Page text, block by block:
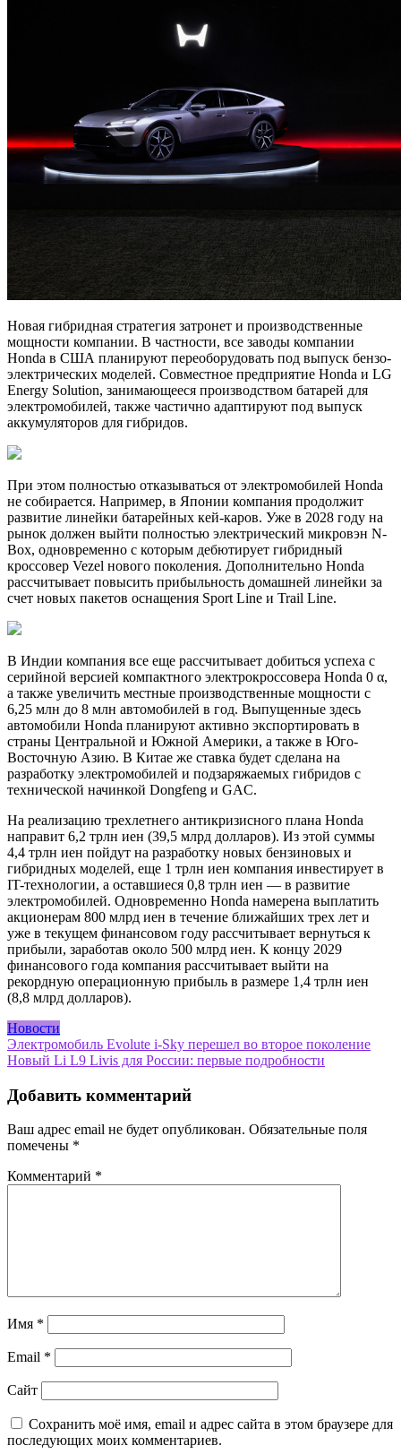
Новая гибридная стратегия затронет и производственные
мощности компании. В частности, все заводы компании
Honda в США планируют переоборудовать под выпуск бензо-
электрических моделей. Совместное предприятие Honda и LG
Energy Solution, занимающееся производством батарей для
электромобилей, также частично адаптируют под выпуск
аккумуляторов для гибридов.
При этом полностью отказываться от электромобилей Honda
не собирается. Например, в Японии компания продолжит
развитие линейки батарейных кей-каров. Уже в 2028 году на
рынок должен выйти полностью электрический микровэн N-
Box, одновременно с которым дебютирует гибридный
кроссовер Vezel нового поколения. Дополнительно Honda
рассчитывает повысить прибыльность домашней линейки за
счет новых пакетов оснащения Sport Line и Trail Line.
В Индии компания все еще рассчитывает добиться успеха с
серийной версией компактного электрокроссовера Honda 0 α,
а также увеличить местные производственные мощности с
6,25 млн до 8 млн автомобилей в год. Выпущенные здесь
автомобили Honda планируют активно экспортировать в
страны Центральной и Южной Америки, а также в Юго-
Восточную Азию. В Китае же ставка будет сделана на
разработку электромобилей и подзаряжаемых гибридов с
технической начинкой Dongfeng и GAC.
На реализацию трехлетнего антикризисного плана Honda
направит 6,2 трлн иен (39,5 млрд долларов). Из этой суммы
4,4 трлн иен пойдут на разработку новых бензиновых и
гибридных моделей, еще 1 трлн иен компания инвестирует в
IT-технологии, а оставшиеся 0,8 трлн иен — в развитие
электромобилей. Одновременно Honda намерена выплатить
акционерам 800 млрд иен в течение ближайших трех лет и
уже в текущем финансовом году рассчитывает вернуться к
прибыли, заработав около 500 млрд иен. К концу 2029
финансового года компания рассчитывает выйти на
рекордную операционную прибыль в размере 1,4 трлн иен
(8,8 млрд долларов).
Новости
Навигация
по
записям
Электромобиль Evolute i-Sky перешел во второе поколение
Новый Li L9 Livis для России: первые подробности
Добавить комментарий
Ваш адрес email не будет опубликован. Обязательные поля
помечены *
Комментарий *
Имя *
Email *
Сайт
Сохранить моё имя, email и адрес сайта в этом браузере для
последующих моих комментариев.